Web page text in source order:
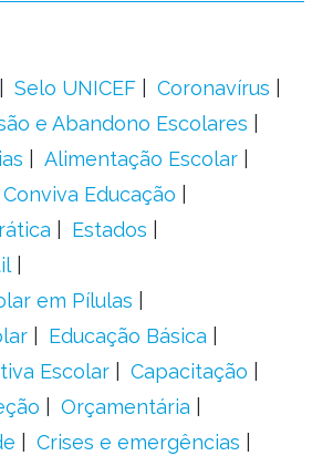
Selo UNICEF
Coronavírus
e Abandono Escolares
Alimentação Escolar
Conviva Educação
Estados
em Pílulas
Educação Básica
Escolar
Capacitação
Orçamentária
Crises e emergências